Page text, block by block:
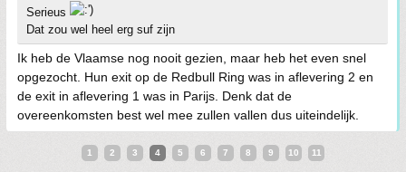
Serieus
Dat zou wel heel erg suf zijn
Ik heb de Vlaamse nog nooit gezien, maar heb het even snel
opgezocht. Hun exit op de Redbull Ring was in aflevering 2 en
de exit in aflevering 1 was in Parijs. Denk dat de
overeenkomsten best wel mee zullen vallen dus uiteindelijk.
1 2 3 4 5 6 7 8 9 10 11